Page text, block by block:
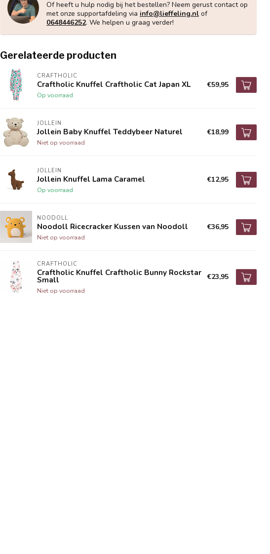
Of heeft u hulp nodig bij het bestellen? Neem gerust contact op
met onze supportafdeling via info@lieffeling.nl of
0648446252. We helpen u graag verder!
Gerelateerde producten
CRAFTHOLIC
Craftholic Knuffel Craftholic Cat Japan XL
Op voorraad
€59,95
JOLLEIN
Jollein Baby Knuffel Teddybeer Naturel
Niet op voorraad
€18,99
JOLLEIN
Jollein Knuffel Lama Caramel
Op voorraad
€12,95
NOODOLL
Noodoll Ricecracker Kussen van Noodoll
Niet op voorraad
€36,95
CRAFTHOLIC
Craftholic Knuffel Craftholic Bunny Rockstar
Small
Niet op voorraad
€23,95